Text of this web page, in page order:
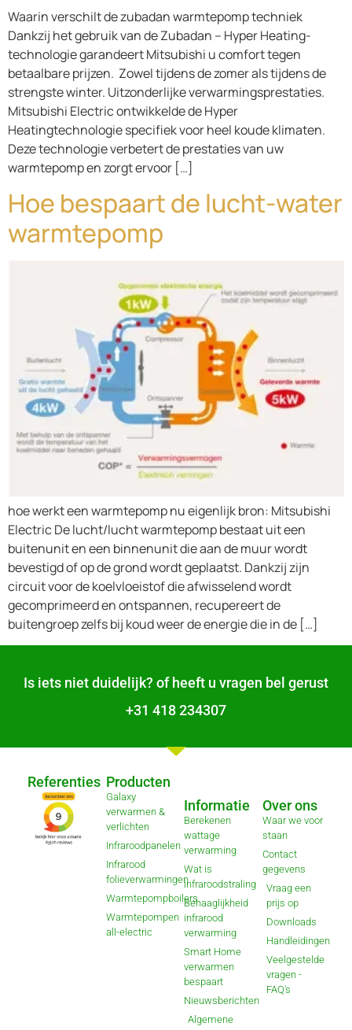
Waarin verschilt de zubadan warmtepomp techniek
Dankzij het gebruik van de Zubadan – Hyper Heating-
technologie garandeert Mitsubishi u comfort tegen
betaalbare prijzen. Zowel tijdens de zomer als tijdens de
strengste winter. Uitzonderlijke verwarmingsprestaties.
Mitsubishi Electric ontwikkelde de Hyper
Heatingtechnologie specifiek voor heel koude klimaten.
Deze technologie verbetert de prestaties van uw
warmtepomp en zorgt ervoor […]
Hoe bespaart de lucht-water
warmtepomp
hoe werkt een warmtepomp nu eigenlijk bron: Mitsubishi
Electric De lucht/lucht warmtepomp bestaat uit een
buitenunit en een binnenunit die aan de muur wordt
bevestigd of op de grond wordt geplaatst. Dankzij zijn
circuit voor de koelvloeistof die afwisselend wordt
gecomprimeerd en ontspannen, recupereert de
buitengroep zelfs bij koud weer de energie die in de […]
Is iets niet duidelijk? of heeft u vragen bel gerust
+31 418 234307
Referenties Producten
Galaxy
verwarmen &
verlichten
Infraroodpanelen
Infrarood
folieverwarmingen
Warmtepompboilers
Warmtepompen
all-electric
Informatie
Berekenen
wattage
verwarming
Wat is
infraroodstraling
Behaaglijkheid
infrarood
verwarming
Smart Home
verwarmen
bespaart
Nieuwsberichten
Algemene
Over ons
Waar we voor
staan
Contact
gegevens
Vraag een
prijs op
Downloads
Handleidingen
Veelgestelde
vragen -
FAQ's